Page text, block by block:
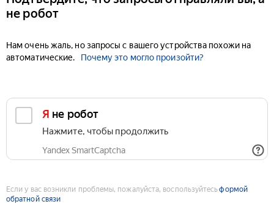
не робот
Нам очень жаль, но запросы с вашего устройства похожи на
автоматические.
Почему это могло произойти?
Я не робот
Нажмите, чтобы продолжить
Yandex SmartCaptcha
Если у вас возникли проблемы, пожалуйста, воспользуйтесьформой
обратной связи